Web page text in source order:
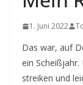
1. Juni 2022
Das war, auf
ein Scheißjahr.
streiken und